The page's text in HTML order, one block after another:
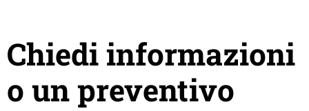
Chiedi informazioni
o un preventivo